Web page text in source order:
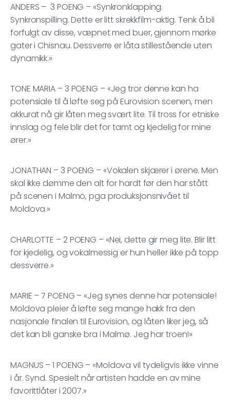
ANDERS – 3 POENG – «Synkronklapping.
Synkronspilling. Dette er litt skrekkfilm-aktig. Tenk å bli
forfulgt av disse, væpnet med buer, gjennom mørke
gater i Chisnau. Dessverre er låta stillestående uten
dynamikk.»
TONE MARIA – 3 POENG – «Jeg tror denne kan ha
potensiale til å løfte seg på Eurovision scenen, men
akkurat nå gir låten meg svært lite. Til tross for etniske
innslag og fele blir det for tamt og kjedelig for mine
ører.»
JONATHAN – 3 POENG – «Vokalen skjærer i ørene. Men
skal ikke dømme den alt for hardt før den har stått
på scenen i Malmö, pga produksjonsnivået til
Moldova.»
CHARLOTTE – 2 POENG – «Nei, dette gir meg lite. Blir litt
for kjedelig, og vokalmessig er hun heller ikke på topp
dessverre.»
MARIE – 7 POENG – «Jeg synes denne har potensiale!
Moldova pleier å løfte seg mange hakk fra den
nasjonale finalen til Eurovision, og låten liker jeg, så
det kan bli ganske bra i Malmø. Jeg har troen!»
MAGNUS – 1 POENG – «Moldova vil tydeligvis ikke vinne
i år. Synd. Spesielt når artisten hadde en av mine
favorittlåter i 2007.»